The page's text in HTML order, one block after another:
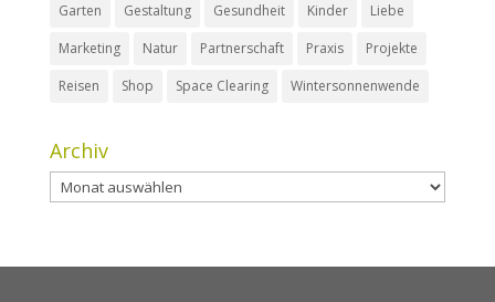
Garten
Gestaltung Gesundheit Kinder
Liebe
Marketing
Natur Partnerschaft Praxis
Projekte
Reisen
Shop Space Clearing Wintersonnenwende
Archiv
Archiv